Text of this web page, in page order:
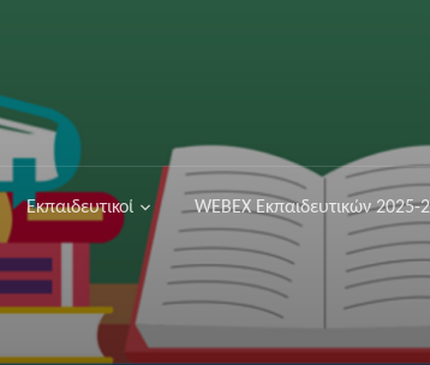
Εκπαιδευτικοί WEBEX Εκπαιδευτικών 2025-